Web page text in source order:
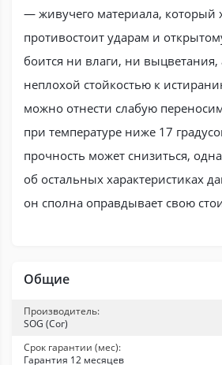
— живучего материала, который
противостоит ударам и
боится ни влаги, ни выцветания,
неплохой стойкостью к
можно отнести слабую
при температуре ниже 17
прочность может снизиться,
об остальных характеристиках
он сполна оправдывает свою
Общие
Производитель:
SOG (Сог)
Срок гарантии (мес):
Гарантия 12 месяцев